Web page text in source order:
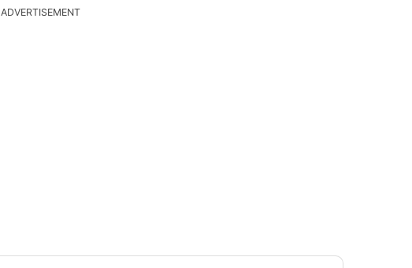
ADVERTISEMENT